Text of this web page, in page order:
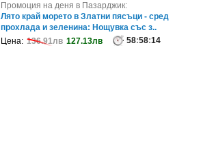
Промоция на деня в София:
Релакс в Св. св. Константин и Елена през Август:
Нощувка в студио или апар..
Цена: 195.58лв 146.69лв 99:58:14
Промоция на деня в Пазарджик:
Лято край морето в Златни пясъци - сред
прохлада и зеленина: Нощувка със з..
Цена: 136.91лв 127.13лв 58:58:14